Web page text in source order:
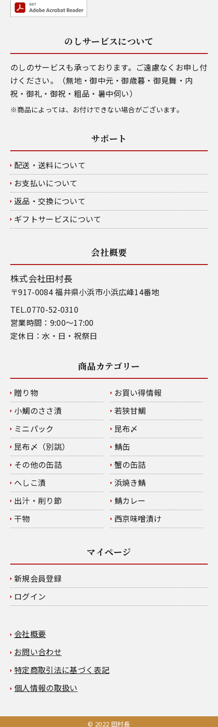
のしサービスについて
のしのサービスも承っております。ご遠慮なくお申し付
けください。（無地・御中元・御歳暮・御見舞・内
祝・御礼・御祝・粗品・暑中伺い）
※商品によっては、お付けできない場合がございます。
サポート
配送・送料について
お支払いについて
返品・交換について
ギフトサービスについて
会社概要
株式会社田村長
〒917-0084 福井県小浜市小浜広峰14番地
TEL.0770-52-0310
営業時間：9:00～17:00
定休日：水・日・祝祭日
商品カテゴリー
贈り物
お買い得情報
小鯛のささ漬
若狭甘鯛
ミニパック
昆布〆
昆布〆（別誂）
鯖缶
その他の缶詰
蟹の缶詰
へしこ漬
浜焼き鯖
出汁・削り節
鯖カレー
干物
西京味噌漬け
マイページ
新規会員登録
ログイン
会社概要
お問い合わせ
特定商取引法に基づく表記
個人情報の取扱い
© 2022 田村長